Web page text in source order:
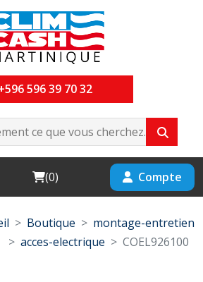
596 39 70 32
Cart
(0) Compte
Boutique
montage-entretien
acces-electrique
COEL926100